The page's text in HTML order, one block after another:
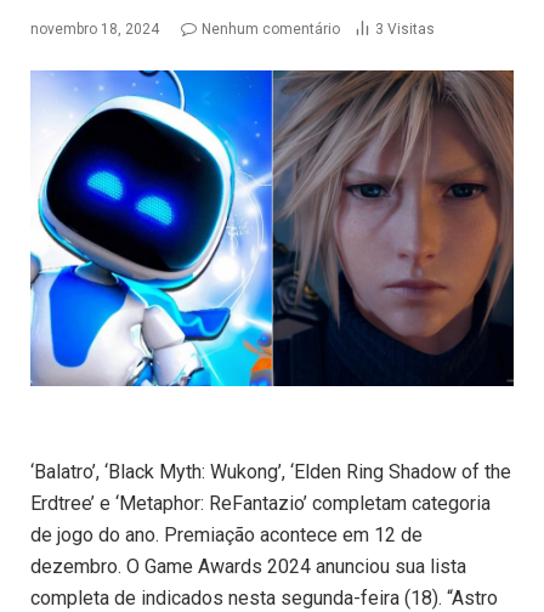
novembro 18, 2024 Nenhum comentário 3 Visitas
‘Balatro’, ‘Black Myth: Wukong’, ‘Elden Ring Shadow of the
Erdtree’ e ‘Metaphor: ReFantazio’ completam categoria
de jogo do ano. Premiação acontece em 12 de
dezembro. O Game Awards 2024 anunciou sua lista
completa de indicados nesta segunda-feira (18). “Astro